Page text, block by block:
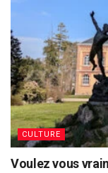
CULTURE
Voulez vous